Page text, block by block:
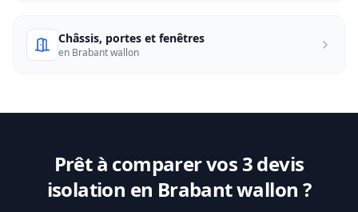
Châssis, portes et fenêtres
en Brabant wallon
Prêt à comparer vos 3 devis
isolation en Brabant wallon ?